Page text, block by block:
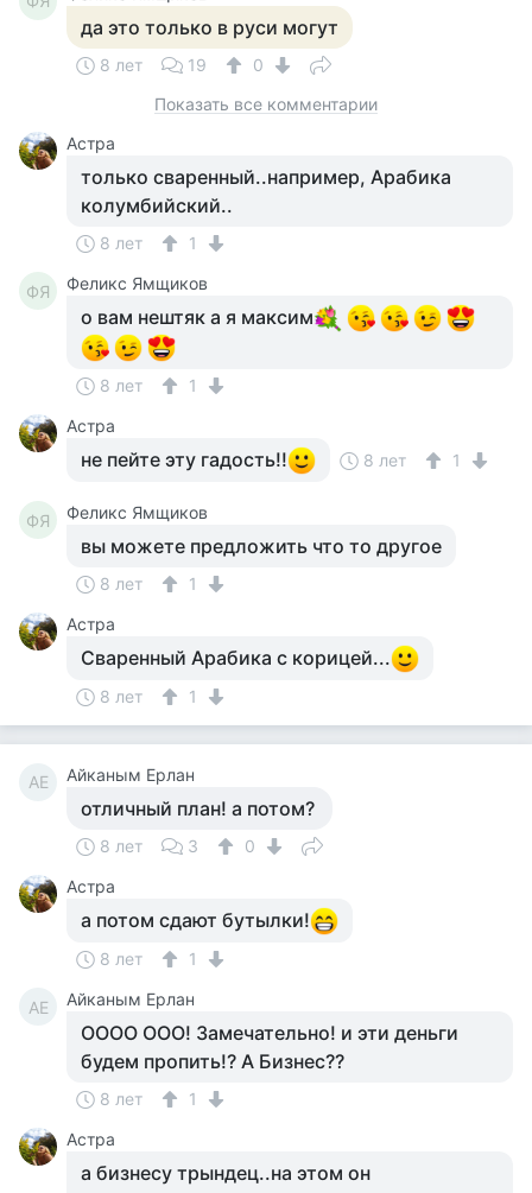
да это только в руси могут
8 лет 19
0
Показать все комментарии
Астра
только сваренный..например, Арабика
колумбийский..
8 лет 1
ФЯ Феликс Ямщиков
о вам нештяк а я максим
8 лет
1
Астра
не пейте эту гадость!! 8 лет 1
ФЯ Феликс Ямщиков
вы можете предложить что то другое
8 лет
1
Астра
Сваренный Арабика с корицей...
8 лет 1
АЕ Айканым Ерлан
отличный план! а потом?
8 лет 3
0
Астра
а потом сдают бутылки!
8 лет 1
АЕ Айканым Ерлан
ОООО ООО! Замечательно! и эти деньги
будем пропить!? А Бизнес??
8 лет
1
Астра
а бизнесу трындец..на этом он